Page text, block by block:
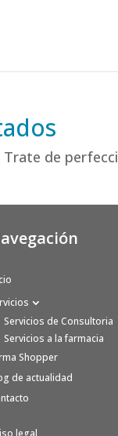
de
Servicios de Consultoria
Servicios a la farmacia
Shopper
de actualidad